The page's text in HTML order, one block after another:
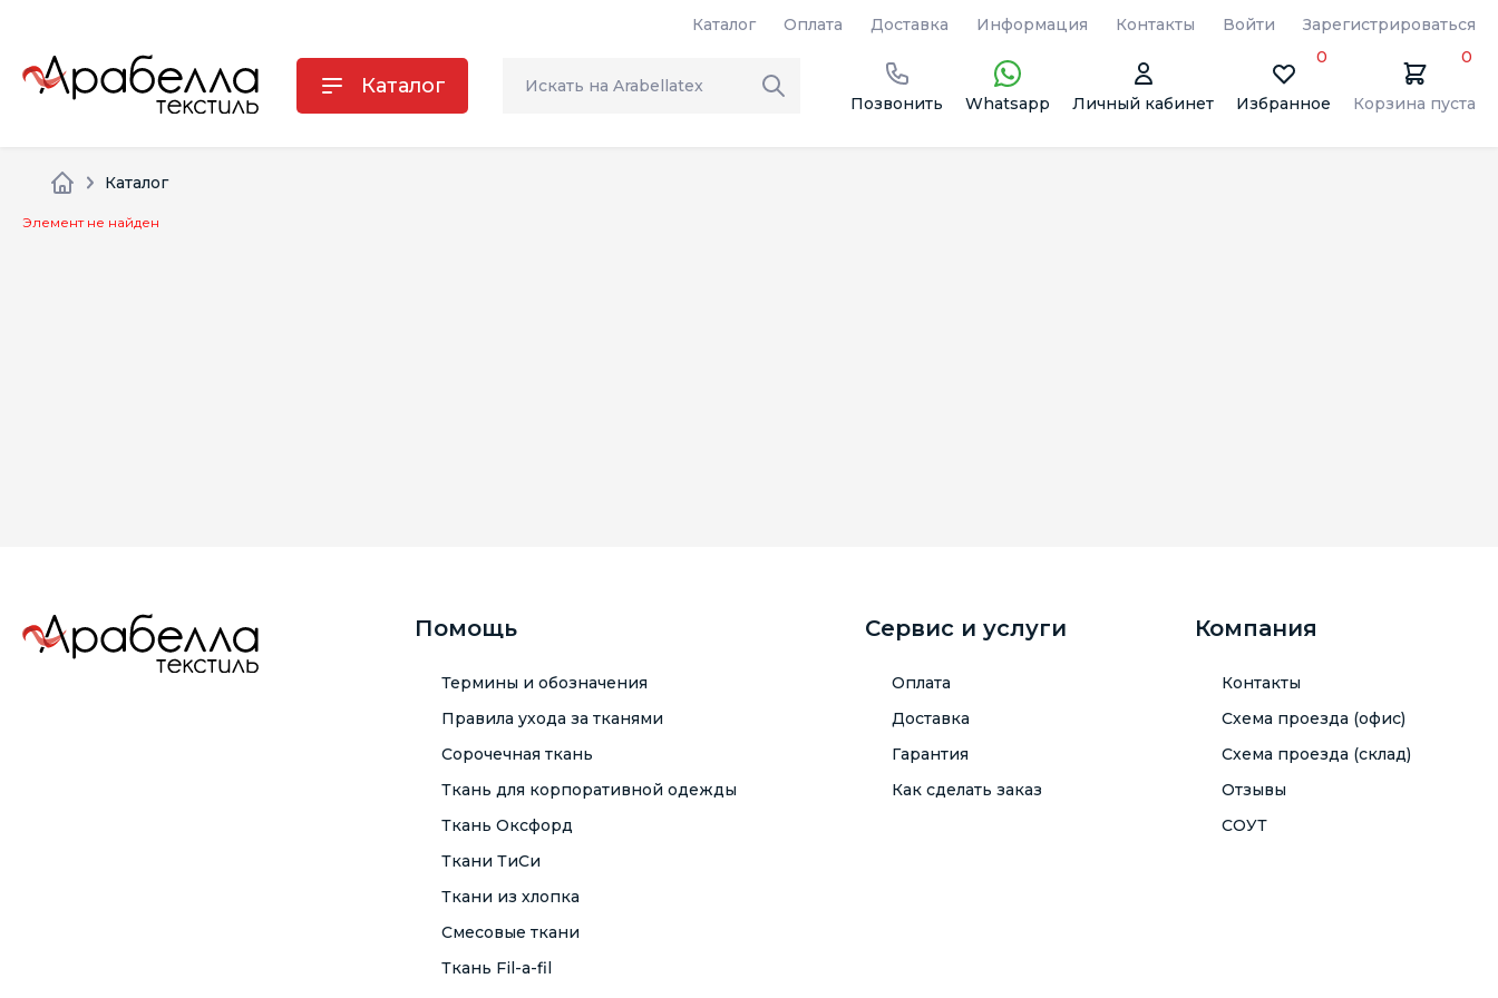
Каталог Оплата Доставка Информация Контакты Войти Зарегистрироваться
Каталог
Позвонить Whatsapp Личный кабинет Избранное
0
Корзина пуста
0
Каталог
Элемент не найден
Помощь
Термины и обозначения
Правила ухода за тканями
Сорочечная ткань
Ткань для корпоративной одежды
Ткань Оксфорд
Ткани ТиСи
Ткани из хлопка
Смесовые ткани
Ткань Fil-a-fil
Сервис и услуги
Оплата
Доставка
Гарантия
Как сделать заказ
Компания
Контакты
Схема проезда (офис)
Схема проезда (склад)
Отзывы
СОУТ